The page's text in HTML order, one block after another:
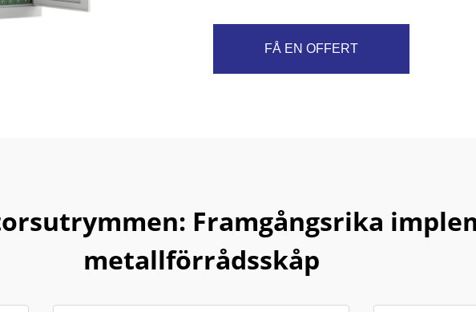
FÅ EN OFFERT
Framgångsrika
metallförrådsskåp